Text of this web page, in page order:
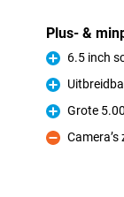
Plus- &
Pluspunt
6.5 inch
Pluspunt
Pluspunt
Grote
Minpunt